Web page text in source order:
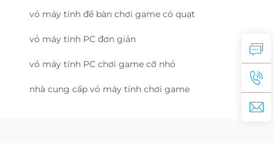
vỏ máy tính để bàn chơi game có quạt
vỏ máy tính PC đơn giản
vỏ máy tính PC chơi game cỡ nhỏ
nhà cung cấp vỏ máy tính chơi game